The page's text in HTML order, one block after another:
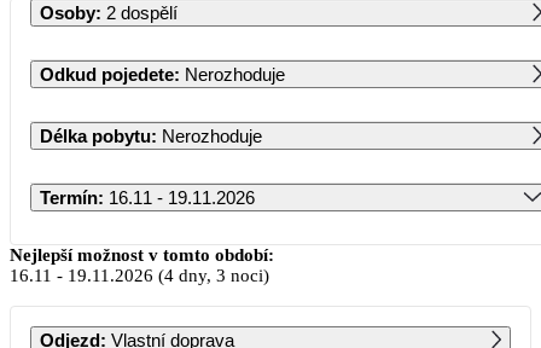
Osoby: 2 dospělí
Odkud pojedete: Nerozhoduje
Délka pobytu: Nerozhoduje
Termín: 16.11 - 19.11.2026
Listopad 2026
PO ÚT ST ČT PÁ SO NE
Nejlepší možnost v tomto období:
16.11 - 19.11.2026 (4 dny, 3 noci)
Odjezd: Vlastní doprava